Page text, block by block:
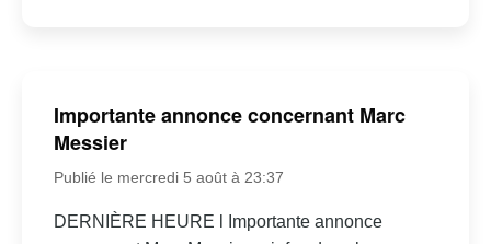
Importante annonce concernant Marc
Messier
Publié le mercredi 5 août à 23:37
DERNIÈRE HEURE l Importante annonce